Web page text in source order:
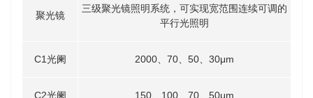
聚光镜
三级聚光镜照明系统，可实现宽范围连续可调的
平行光照明
C1光阑 2000、70、50、30μm
C2光阑 150、100、70、50μm